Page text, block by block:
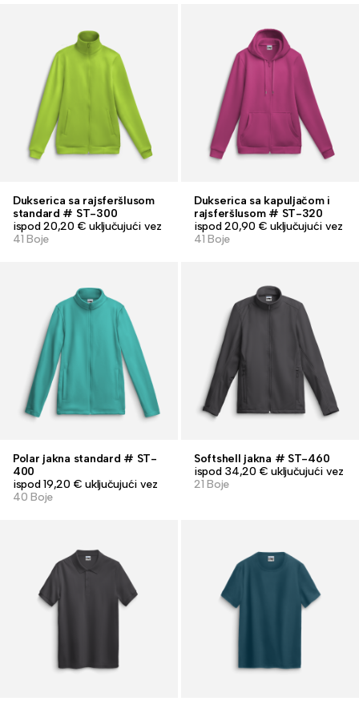
Dukserica sa rajsferšlusom
standard # ST-300
ispod 20,20 € uključujući vez
41 Boje
Dukserica sa kapuljačom i
rajsferšlusom # ST-320
ispod 20,90 € uključujući vez
41 Boje
Polar jakna standard # ST-
400
ispod 19,20 € uključujući vez
40 Boje
Softshell jakna # ST-460
ispod 34,20 € uključujući vez
21 Boje